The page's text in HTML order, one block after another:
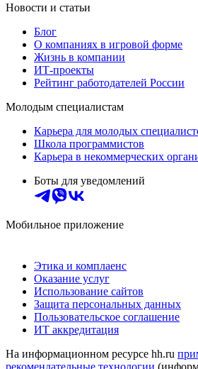
Новости и статьи
Блог
О компаниях в игровой форме
Жизнь в компании
ИТ-проекты
Рейтинг работодателей России
Молодым специалистам
Карьера для молодых
Школа программистов
Карьера в некоммерческих
Боты для уведомлений
Мобильное приложение
Этика и комплаенс
Оказание услуг
Использование сайтов
Защита персональных данных
Пользовательское соглашение
ИТ аккредитация
На информационном ресурсе hh.ru
рекомендательные технологии